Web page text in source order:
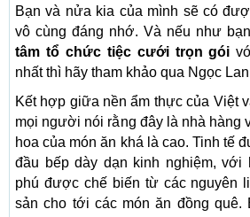
Bạn và nửa kia của mình sẽ có
vô cùng đáng nhớ. Và nếu như
tâm tổ chức tiệc cưới trọn gói
nhất thì hãy tham khảo qua Ngọc
Kết hợp giữa nền ẩm thực của Việt
mọi người nói rằng đây là nhà hàng
hoa của món ăn khá là cao. Tinh tế
đầu bếp dày dạn kinh nghiệm, với
phú được chế biến từ các nguyên
sản cho tới các món ăn đồng quê.